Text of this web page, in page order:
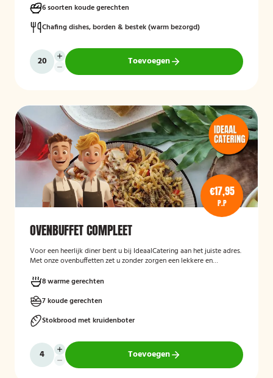
6 soorten koude gerechten
Chafing dishes, borden & bestek (warm bezorgd)
Toevoegen
€17,95
P.P
OVENBUFFET COMPLEET
Voor een heerlijk diner bent u bij IdeaalCatering aan het juiste adres.
Met onze ovenbuffetten zet u zonder zorgen een lekkere en
personen is een ovenbuffet Ideaal!
8 warme gerechten
7 koude gerechten
Stokbrood met kruidenboter
Toevoegen